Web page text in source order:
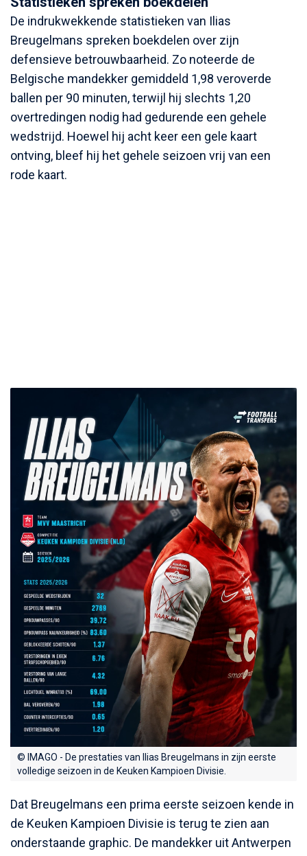
De indrukwekkende statistieken van Ilias
Breugelmans spreken boekdelen over zijn
defensieve betrouwbaarheid. Zo noteerde de
Belgische mandekker gemiddeld 1,98 veroverde
ballen per 90 minuten, terwijl hij slechts 1,20
overtredingen nodig had gedurende een gehele
wedstrijd. Hoewel hij acht keer een gele kaart
ontving, bleef hij het gehele seizoen vrij van een
rode kaart.
© IMAGO - De prestaties van Ilias Breugelmans in zijn eerste
volledige seizoen in de Keuken Kampioen Divisie.
Dat Breugelmans een prima eerste seizoen kende in
de Keuken Kampioen Divisie is terug te zien aan
onderstaande graphic. De mandekker uit Antwerpen